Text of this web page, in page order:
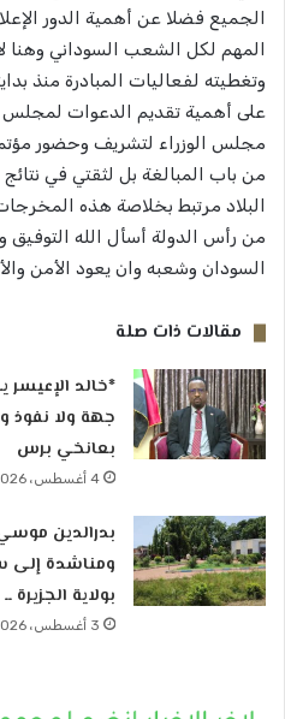
الجميع فضلا عن أهمية الدور
المهم لكل الشعب السوداني وهنا
وتغطيته لفعاليات المبادرة منذ
على أهمية تقديم الدعوات لمجلس
مجلس الوزراء لتشريف وحضور
من باب المبالغة بل لثقتي في
البلاد مرتبط بخلاصة هذه
من رأس الدولة أسأل الله التوفيق
السودان وشعبه وان يعود الأمن
مقالات ذات صلة
*خالد الإعيسر
جهة ولا نفوذ
بعانخي برس
4 أغسطس، 2026
بدرالدين
ومناشدة إلى
بولاية
3 أغسطس، 2026